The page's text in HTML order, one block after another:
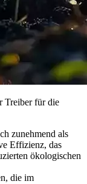
Treiber für die
zunehmend als
Effizienz, das
ökologischen
die im